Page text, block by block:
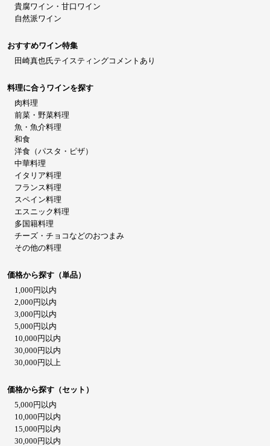
貴腐ワイン・甘口ワイン
自然派ワイン
おすすめワイン特集
田崎真也氏テイスティングコメントあり
料理に合うワインを探す
肉料理
前菜・野菜料理
魚・魚介料理
和食
洋食（パスタ・ピザ）
中華料理
イタリア料理
フランス料理
スペイン料理
エスニック料理
多国籍料理
チーズ・チョコなどのおつまみ
その他の料理
価格から探す（単品）
1,000円以内
2,000円以内
3,000円以内
5,000円以内
10,000円以内
30,000円以内
30,000円以上
価格から探す（セット）
5,000円以内
10,000円以内
15,000円以内
30,000円以内